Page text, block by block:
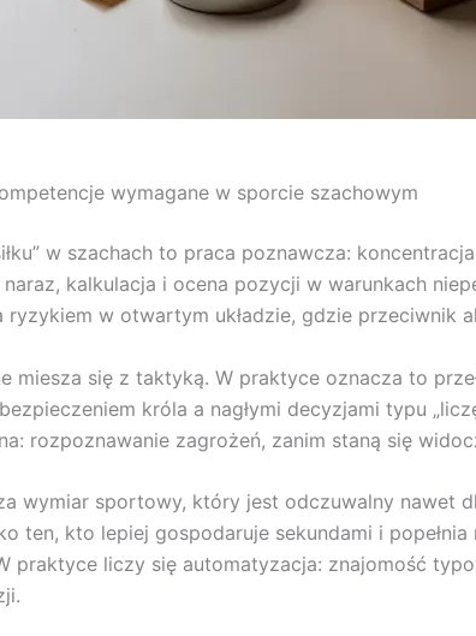
wymagane w sporcie szachowym
w szachach to praca poznawcza:
kalkulacja i ocena pozycji w warunkach
ryzykiem w otwartym układzie, gdzie przeciwnik
miesza się z taktyką. W praktyce oznacza to
króla a nagłymi decyzjami typu
rozpoznawanie zagrożeń, zanim staną się
wymiar sportowy, który jest odczuwalny nawet
ten, kto lepiej gospodaruje sekundami i
praktyce liczy się automatyzacja: znajomość